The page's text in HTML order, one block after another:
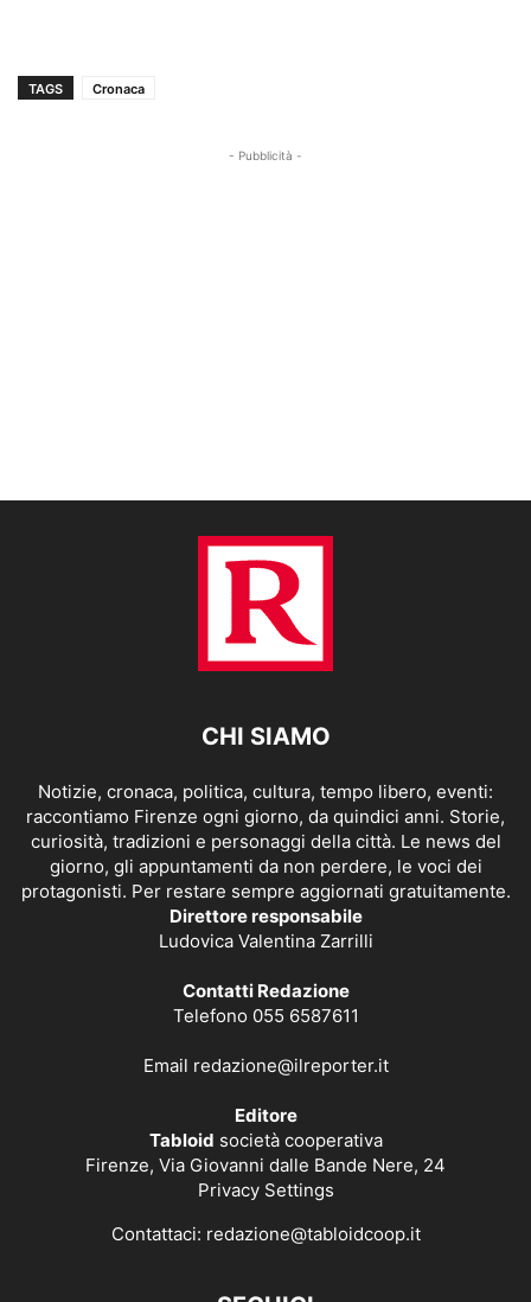
TAGS Cronaca
- Pubblicità -
CHI SIAMO
Notizie, cronaca, politica, cultura, tempo libero, eventi:
raccontiamo Firenze ogni giorno, da quindici anni. Storie,
curiosità, tradizioni e personaggi della città. Le news del
giorno, gli appuntamenti da non perdere, le voci dei
protagonisti. Per restare sempre aggiornati gratuitamente.
Direttore responsabile
Ludovica Valentina Zarrilli
Contatti Redazione
Telefono 055 6587611
Email redazione@ilreporter.it
Editore
Tabloid società cooperativa
Firenze, Via Giovanni dalle Bande Nere, 24
Privacy Settings
Contattaci: redazione@tabloidcoop.it